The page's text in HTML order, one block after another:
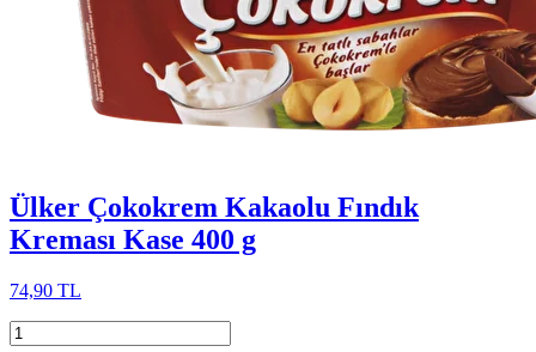
Ülker Çokokrem Kakaolu Fındık
Kreması Kase 400 g
74,90 TL